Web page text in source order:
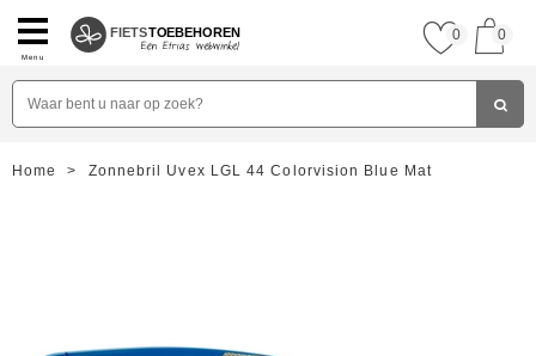
Menu
FIETSTOEBEHOREN 0 0
Home > Zonnebril Uvex LGL 44 Colorvision Blue Mat